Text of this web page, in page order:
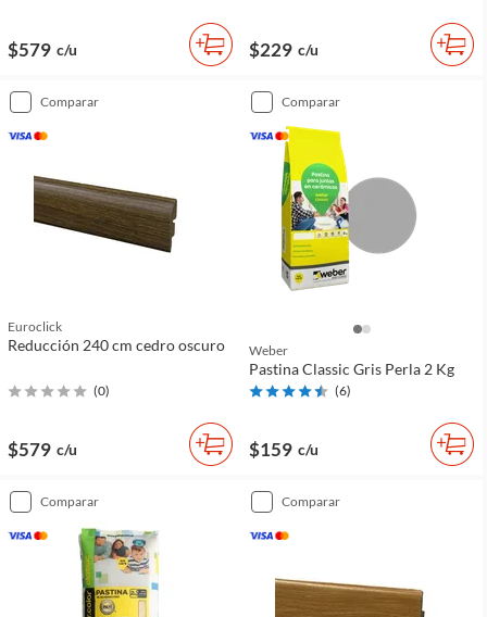
$579 c/u $229 c/u
comparar
Euroclick
Reducción 240 cm cedro oscuro
(0)
$579 c/u
comparar
Weber
Pastina Classic Gris Perla 2 Kg
(6)
$159 c/u
comparar comparar